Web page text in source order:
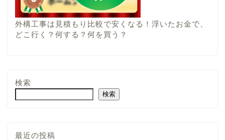
外構工事は見積もり比較で安くなる！浮いたお金で、
どこ行く？何する？何を買う？
検索
検索
最近の投稿